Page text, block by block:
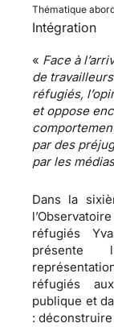
Thématique
Intégration
« Face à
de travailleurs
réfugiés,
et oppose
par des
par les médias
Dans la
réfugiés
présente
réfugiés
publique et
: